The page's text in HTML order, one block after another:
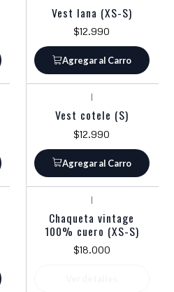
Vest lana (XS-S)
$12.990
Agregar al Carro
|
Vest cotele (S)
$12.990
Agregar al Carro
|
Chaqueta vintage
100% cuero (XS-S)
$18.000